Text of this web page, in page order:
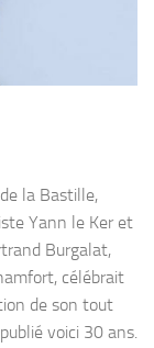
la Bastille,
Yann le Ker et
Burgalat,
célébrait
de son tout
voici 30 ans.